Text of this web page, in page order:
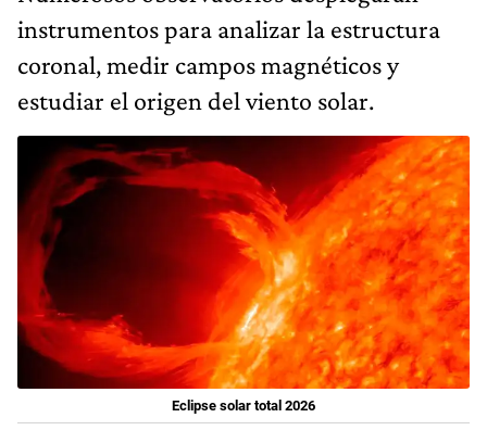
instrumentos para analizar la estructura
coronal, medir campos magnéticos y
estudiar el origen del viento solar.
Eclipse solar total 2026